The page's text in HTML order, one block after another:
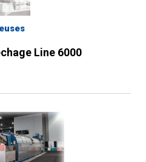
Line 6000